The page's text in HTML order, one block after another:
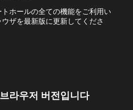
ホールの全ての機能をご利用い
ザを最新版に更新してくださ
라우저 버전입니다